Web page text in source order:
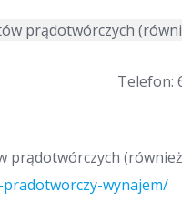
Telefon:
prądotwórczych
wynajem/